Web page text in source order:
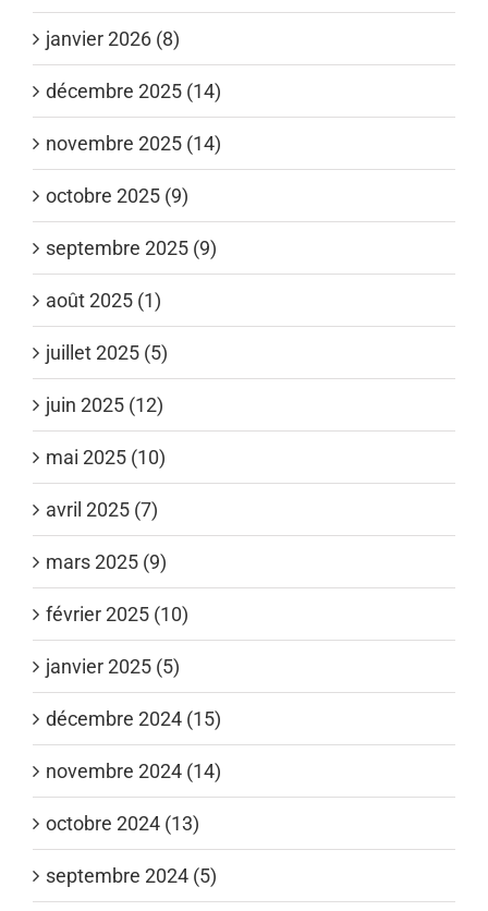
janvier 2026 (8)
décembre 2025 (14)
novembre 2025 (14)
octobre 2025 (9)
septembre 2025 (9)
août 2025 (1)
juillet 2025 (5)
juin 2025 (12)
mai 2025 (10)
avril 2025 (7)
mars 2025 (9)
février 2025 (10)
janvier 2025 (5)
décembre 2024 (15)
novembre 2024 (14)
octobre 2024 (13)
septembre 2024 (5)